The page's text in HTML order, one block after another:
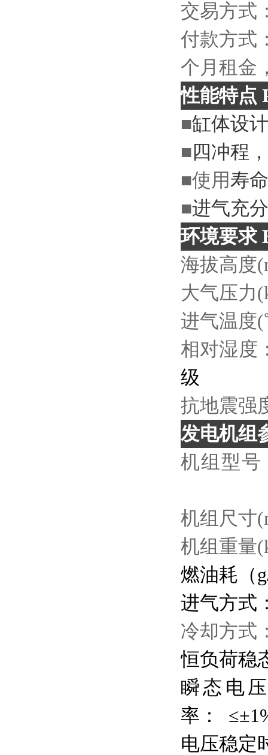
交易方式
付款方式
个月租金
性能特点
■缸体设
■ 四冲程
■使用寿
■进气充
环境要求
海拔高度
大气压力
进气温度
相对湿度
级
抗地震强
发电机组
机组型号
机组尺寸
机组重量
燃油耗（
进气方式
冷却方式
恒负荷稳
瞬态电
率：
电压稳定